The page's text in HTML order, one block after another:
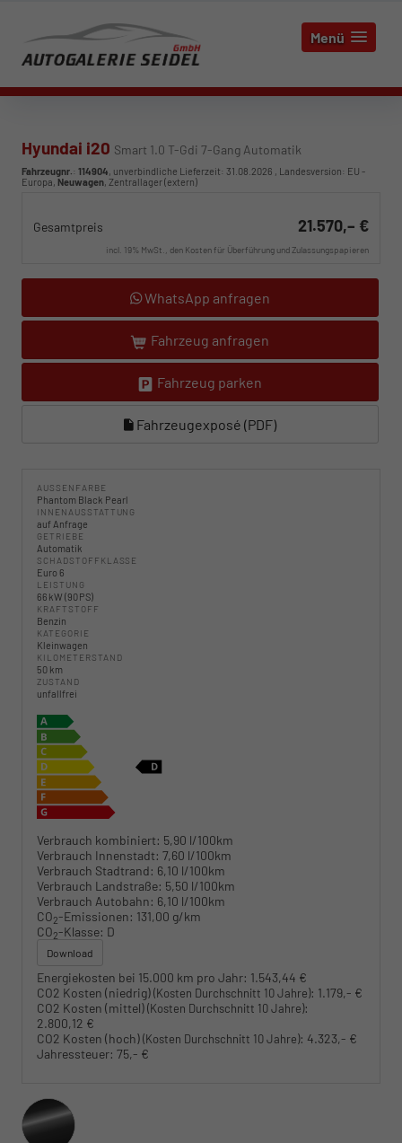
Menü
Hyundai i20 Smart 1.0 T-Gdi 7-Gang Automatik
Fahrzeugnr.: 114904, unverbindliche Lieferzeit: 31.08.2026 , Landesversion: EU -
Europa, Neuwagen, Zentrallager (extern)
Gesamtpreis 21.570,– €
incl. 19% MwSt., den Kosten für Überführung und Zulassungspapieren
WhatsApp anfragen
Fahrzeug anfragen
Fahrzeug parken
Fahrzeugexposé (PDF)
AUSSENFARBE
Phantom Black Pearl
INNENAUSSTATTUNG
auf Anfrage
GETRIEBE
Automatik
SCHADSTOFFKLASSE
Euro 6
LEISTUNG
66 kW (90 PS)
KRAFTSTOFF
Benzin
KATEGORIE
Kleinwagen
KILOMETERSTAND
50 km
ZUSTAND
unfallfrei
Verbrauch kombiniert: 5,90 l/100km
Verbrauch Innenstadt: 7,60 l/100km
Verbrauch Stadtrand: 6,10 l/100km
Verbrauch Landstraße: 5,50 l/100km
Verbrauch Autobahn: 6,10 l/100km
CO2-Emissionen: 131,00 g/km
CO2-Klasse: D
Download
Energiekosten bei 15.000 km pro Jahr: 1.543,44 €
CO2 Kosten (niedrig)(Kosten Durchschnitt 10 Jahre): 1.179,- €
CO2 Kosten (mittel)(Kosten Durchschnitt 10 Jahre):
2.800,12 €
CO2 Kosten (hoch)(Kosten Durchschnitt 10 Jahre): 4.323,- €
Jahressteuer: 75,- €